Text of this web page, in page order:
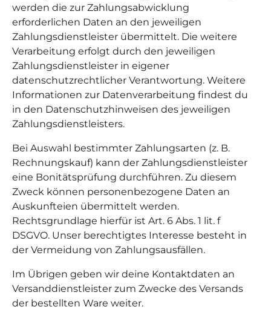
werden die zur Zahlungsabwicklung
erforderlichen Daten an den jeweiligen
Zahlungsdienstleister übermittelt. Die weitere
Verarbeitung erfolgt durch den jeweiligen
Zahlungsdienstleister in eigener
datenschutzrechtlicher Verantwortung. Weitere
Informationen zur Datenverarbeitung findest du
in den Datenschutzhinweisen des jeweiligen
Zahlungsdienstleisters.
Bei Auswahl bestimmter Zahlungsarten (z. B.
Rechnungskauf) kann der Zahlungsdienstleister
eine Bonitätsprüfung durchführen. Zu diesem
Zweck können personenbezogene Daten an
Auskunfteien übermittelt werden.
Rechtsgrundlage hierfür ist Art. 6 Abs. 1 lit. f
DSGVO. Unser berechtigtes Interesse besteht in
der Vermeidung von Zahlungsausfällen.
Im Übrigen geben wir deine Kontaktdaten an
Versanddienstleister zum Zwecke des Versands
der bestellten Ware weiter.